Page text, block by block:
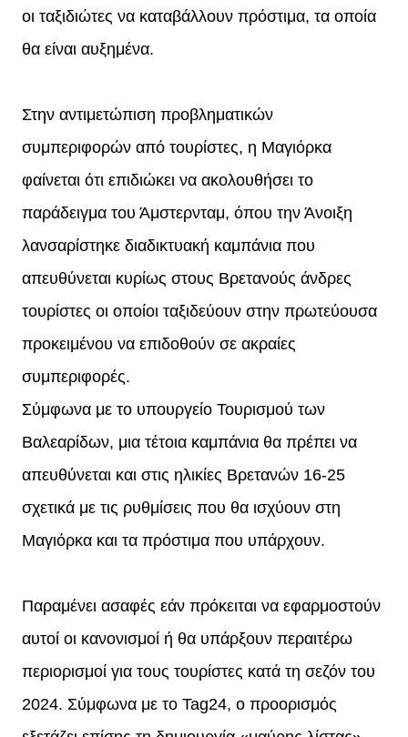
οι ταξιδιώτες να καταβάλλουν πρόστιμα, τα οποία
θα είναι αυξημένα.
Στην αντιμετώπιση προβληματικών
συμπεριφορών από τουρίστες, η Μαγιόρκα
φαίνεται ότι επιδιώκει να ακολουθήσει το
παράδειγμα του Άμστερνταμ, όπου την Άνοιξη
λανσαρίστηκε διαδικτυακή καμπάνια που
απευθύνεται κυρίως στους Βρετανούς άνδρες
τουρίστες οι οποίοι ταξιδεύουν στην πρωτεύουσα
προκειμένου να επιδοθούν σε ακραίες
συμπεριφορές.
Σύμφωνα με το υπουργείο Τουρισμού των
Βαλεαρίδων, μια τέτοια καμπάνια θα πρέπει να
απευθύνεται και στις ηλικίες Βρετανών 16-25
σχετικά με τις ρυθμίσεις που θα ισχύουν στη
Μαγιόρκα και τα πρόστιμα που υπάρχουν.
Παραμένει ασαφές εάν πρόκειται να εφαρμοστούν
αυτοί οι κανονισμοί ή θα υπάρξουν περαιτέρω
περιορισμοί για τους τουρίστες κατά τη σεζόν του
2024. Σύμφωνα με το Tag24, ο προορισμός